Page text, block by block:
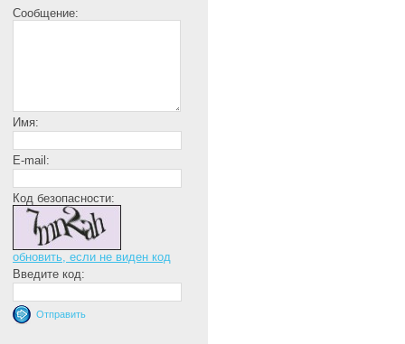
Сообщение:
Имя:
E-mail:
Код безопасности:
обновить, если не виден код
Введите код: